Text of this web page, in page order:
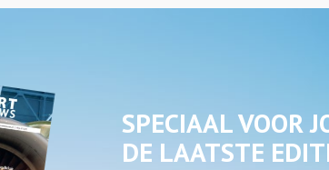
SPECIAAL VOOR
DE LAATSTE